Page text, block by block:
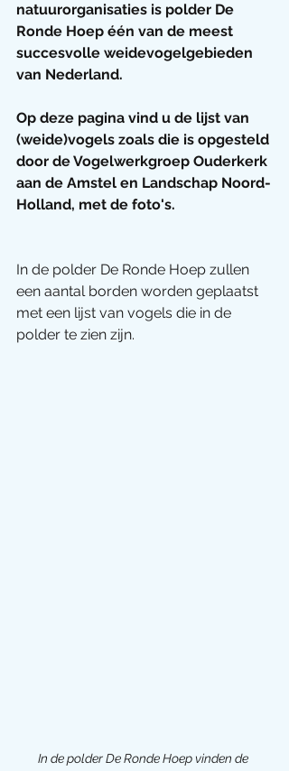
natuurorganisaties is polder De
Ronde Hoep één van de meest
succesvolle weidevogelgebieden
van Nederland.
Op deze pagina vind u de lijst van
(weide)vogels zoals die is opgesteld
door de Vogelwerkgroep Ouderkerk
aan de Amstel en Landschap Noord-
Holland, met de foto's.
In de polder De Ronde Hoep zullen
een aantal borden worden geplaatst
met een lijst van vogels die in de
polder te zien zijn.
In de polder De Ronde Hoep vinden de